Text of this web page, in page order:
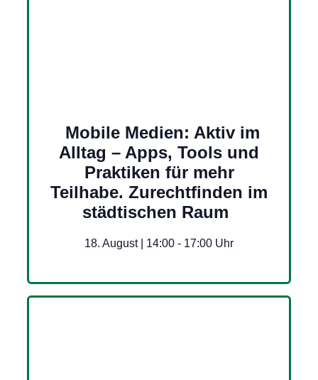
Mobile Medien: Aktiv im
Alltag – Apps, Tools und
Praktiken für mehr
Teilhabe. Zurechtfinden im
städtischen Raum
18. August | 14:00 - 17:00